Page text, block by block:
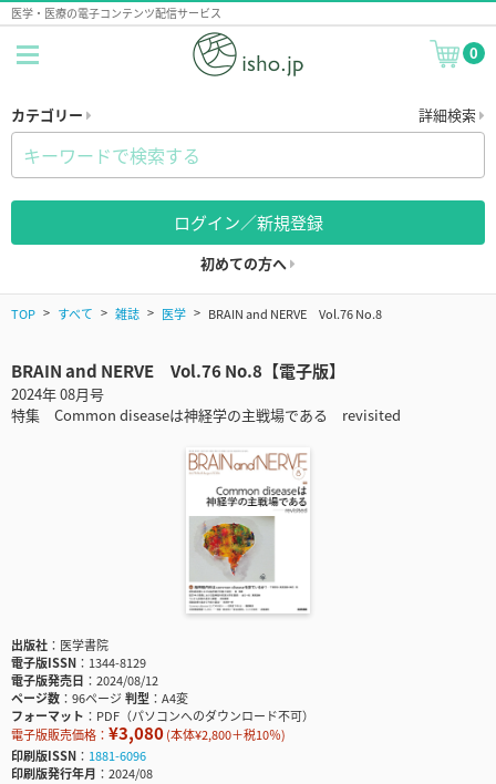
医学・医療の電子コンテンツ配信サービス
0
カテゴリー 詳細検索
ログイン／新規登録
初めての方へ
TOP すべて 雑誌 医学 BRAIN and NERVE Vol.76 No.8
BRAIN and NERVE Vol.76 No.8【電子版】
2024年 08月号
特集 Common diseaseは神経学の主戦場である revisited
出版社
医学書院
電子版ISSN
1344-8129
電子版発売日
2024/08/12
ページ数
96ページ判型
A4変
フォーマット
PDF（パソコンへのダウンロード不可）
電子版販売価格： ¥3,080(本体¥2,800＋税10％)
印刷版ISSN
1881-6096
印刷版発行年月
2024/08